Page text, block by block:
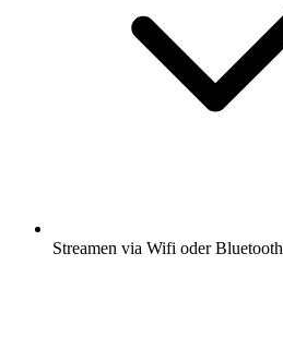
Streamen via Wifi oder Bluetooth